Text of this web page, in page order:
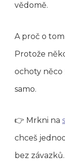
vědomě.
A proč o
Protože
ochoty
samo.
👉 Mrkni na
chceš
bez